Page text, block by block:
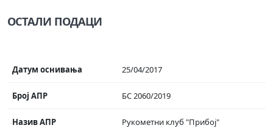
ОСТАЛИ ПОДАЦИ
Датум оснивања 25/04/2017
Број АПР БС 2060/2019
Назив АПР Рукометни клуб "Прибој"